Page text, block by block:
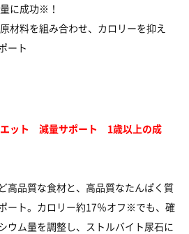
量に成功※！
材料を組み合わせ、カロリーを抑え
ート
エット 減量サポート 1歳以上の成
高品質な食材と、高品質なたんぱく質
ート。カロリー約17％オフ※でも、確
ウム量を調整し、ストルバイト尿石に